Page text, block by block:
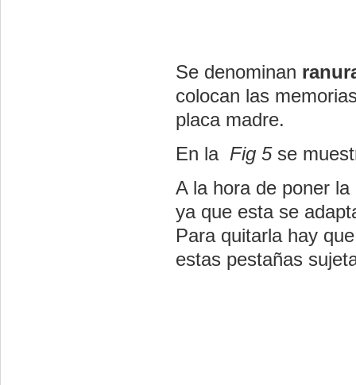
Se denominan
colocan las
placa madre.
En la Fig 5se
A la hora de poner
ya que esta se
Para quitarla hay
estas pestañas